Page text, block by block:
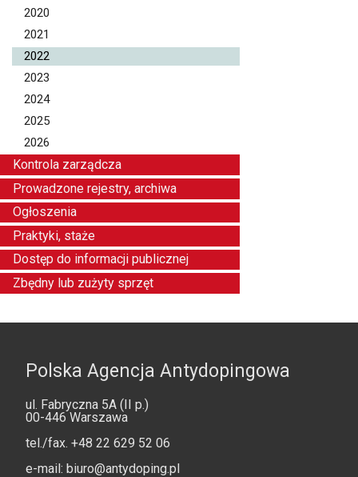
2020
2021
2022
2023
2024
2025
2026
Kontrola zarządcza
Prowadzone rejestry, archiwa
Ogłoszenia
Praktyki, staże
Dostęp do informacji publicznej
Zbędny lub zużyty sprzęt
Polska Agencja Antydopingowa
ul. Fabryczna 5A (II p.)
00-446 Warszawa
tel./fax. +48 22 629 52 06
e-mail: biuro@antydoping.pl